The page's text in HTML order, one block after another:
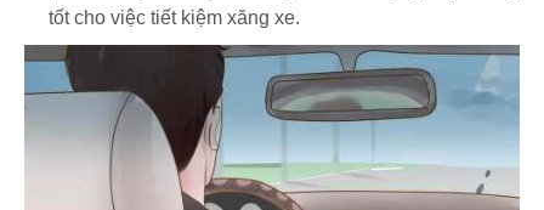
tốt cho việc tiết kiệm xăng xe.